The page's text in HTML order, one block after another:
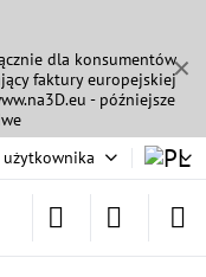
✕
dla konsumentów
faktury europejskiej
- późniejsze
użytkownika